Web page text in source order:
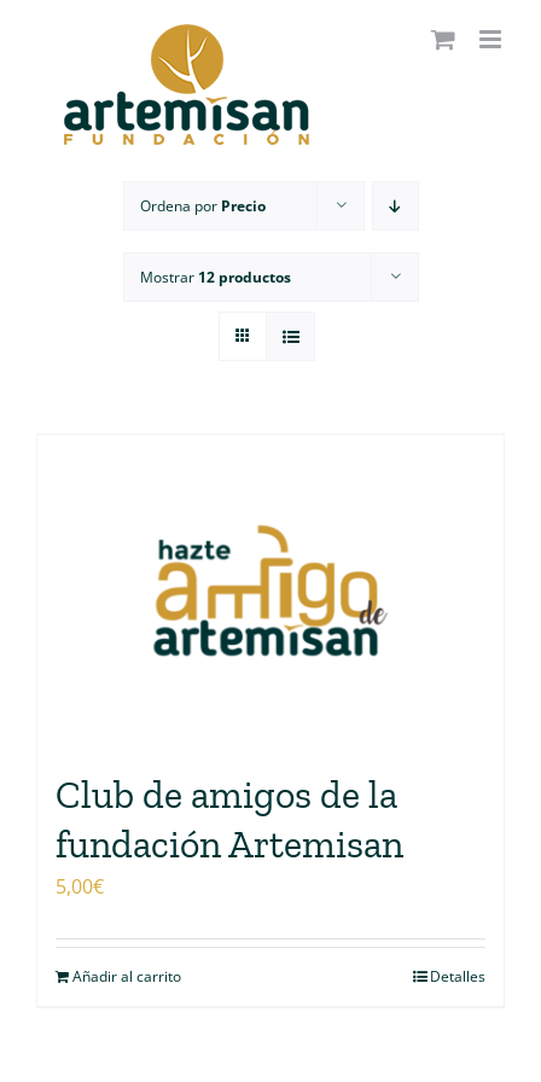
Ordena por Precio
Mostrar 12 productos
Club de amigos de la
fundación Artemisan
5,00€
Añadir al carrito Detalles